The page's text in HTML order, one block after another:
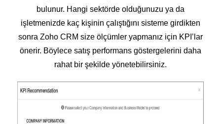
bulunur. Hangi sektörde olduğunuzu ya da
işletmenizde kaç kişinin çalıştığını sisteme girdikten
sonra Zoho CRM size ölçümler yapmanız için KPI’lar
önerir. Böylece satış performans göstergelerini daha
rahat bir şekilde yönetebilirsiniz.